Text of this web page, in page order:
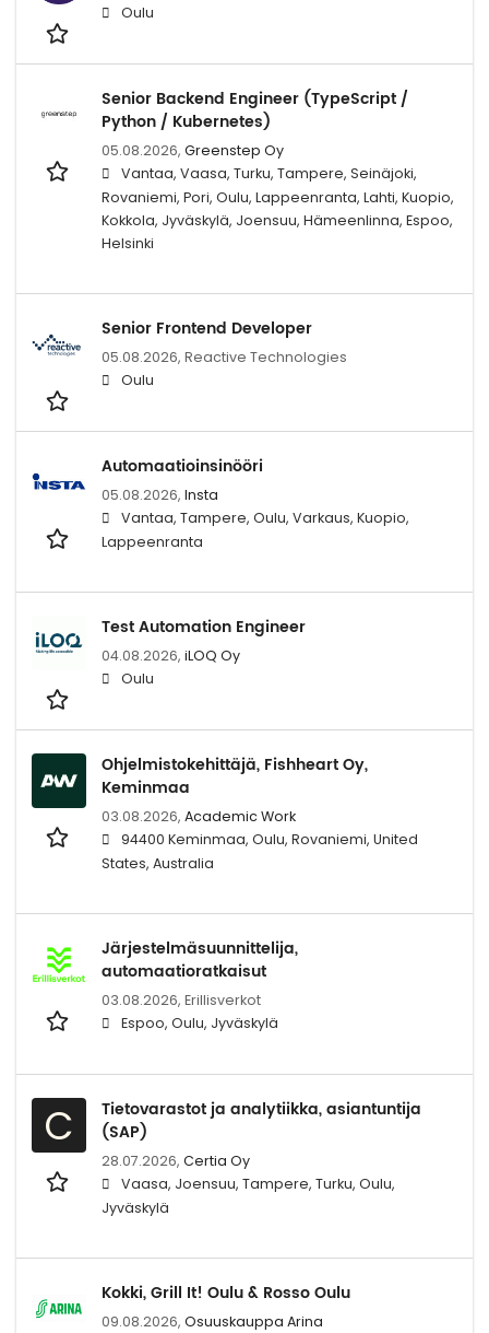
Oulu
Senior Backend Engineer (TypeScript /
Python / Kubernetes)
05.08.2026, Greenstep Oy
Vantaa, Vaasa, Turku, Tampere, Seinäjoki,
Rovaniemi, Pori, Oulu, Lappeenranta, Lahti, Kuopio,
Kokkola, Jyväskylä, Joensuu, Hämeenlinna, Espoo,
Helsinki
Senior Frontend Developer
05.08.2026, Reactive Technologies
Oulu
Automaatioinsinööri
05.08.2026, Insta
Vantaa, Tampere, Oulu, Varkaus, Kuopio,
Lappeenranta
Test Automation Engineer
04.08.2026, iLOQ Oy
Oulu
Ohjelmistokehittäjä, Fishheart Oy,
Keminmaa
03.08.2026, Academic Work
94400 Keminmaa, Oulu, Rovaniemi, United
States, Australia
Järjestelmäsuunnittelija,
automaatioratkaisut
03.08.2026, Erillisverkot
Espoo, Oulu, Jyväskylä
C
Tietovarastot ja analytiikka, asiantuntija
(SAP)
28.07.2026, Certia Oy
Vaasa, Joensuu, Tampere, Turku, Oulu,
Jyväskylä
Kokki, Grill It! Oulu & Rosso Oulu
09.08.2026, Osuuskauppa Arina